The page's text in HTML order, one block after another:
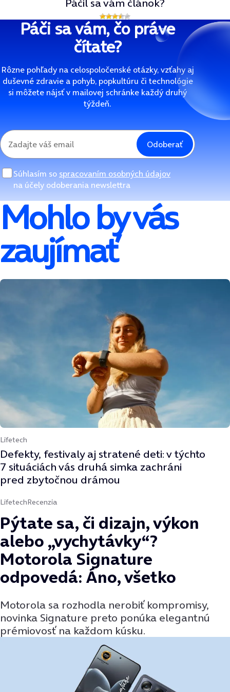
Páči sa vám, čo práve
čítate?
Rôzne pohľady na celospoločenské otázky, vzťahy aj
duševné zdravie a pohyb, popkultúru či technológie
si môžete nájsť v mailovej schránke každý druhý
týždeň.
Odoberať
Súhlasím so spracovaním osobných údajov
na účely odoberania newslettra
Mohlo by vás
zaujímať
Lifetech
Defekty, festivaly aj stratené deti: v týchto
7 situáciách vás druhá simka zachráni
pred zbytočnou drámou
LifetechRecenzia
Pýtate sa, či dizajn, výkon
alebo „vychytávky“?
Motorola Signature
odpovedá: Áno, všetko
Motorola sa rozhodla nerobiť kompromisy,
novinka Signature preto ponúka elegantnú
prémiovosť na každom kúsku.